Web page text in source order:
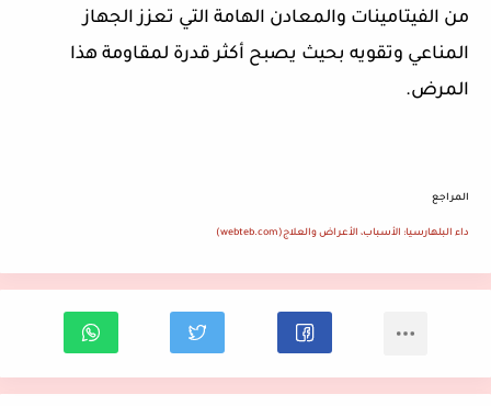
من الفيتامينات والمعادن الهامة التي تعزز الجهاز
المناعي وتقويه بحيث يصبح أكثر قدرة لمقاومة هذا
المرض.
المراجع
داء البلهارسيا: الأسباب، الأعراض والعلاج(webteb.com)